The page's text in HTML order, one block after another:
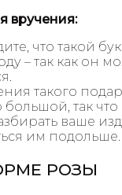
вручения:
что такой
– так как он
такого
большой, так
ваше
им подольше.
РОЗЫ